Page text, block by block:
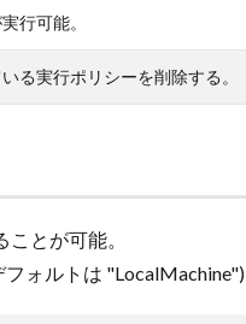
行可能。
る実行ポリシーを削除する。
とが可能。
ォルトは "LocalMachine")